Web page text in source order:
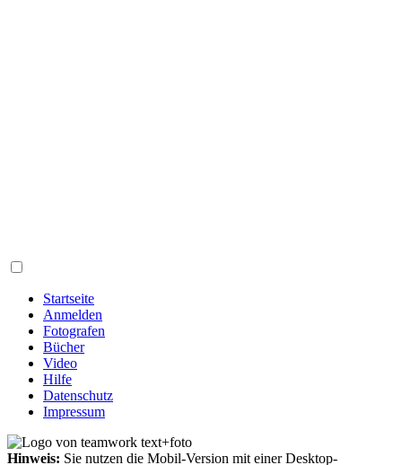
Startseite
Anmelden
Fotografen
Bücher
Video
Hilfe
Datenschutz
Impressum
Hinweis: Sie nutzen die Mobil-Version mit einer Desktop-